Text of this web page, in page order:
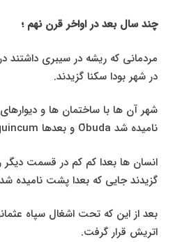
چند سال بعد در اواخر قرن نهم ؛
مردمانی که ریشه در سیبری داشتند
در شهر بودا سکنا گزیدند.
شهر آن ها با ساختمان ها و
نامیده شد Óbuda و بعدها Aquincum نامیده شد.
انسان ها بعدا کم کم در قسمت دیگر
گزیدند جایی که بعدا پشت نامیده
بعد از این که تحت اشغال سپاه
اتریش قرار گرفت.